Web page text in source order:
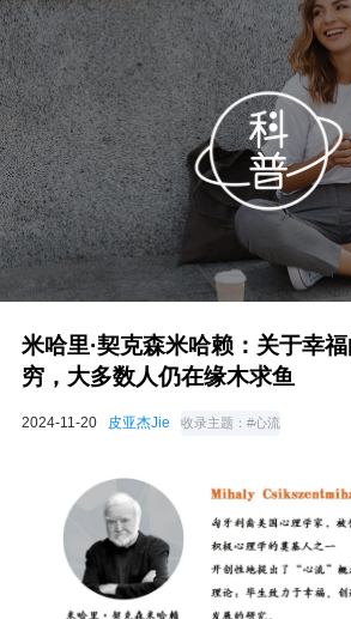
米哈里·契克森米哈赖：关于幸
穷，大多数人仍在缘木求鱼
2024-11-20 皮亚杰Jie 收录主题： #心流